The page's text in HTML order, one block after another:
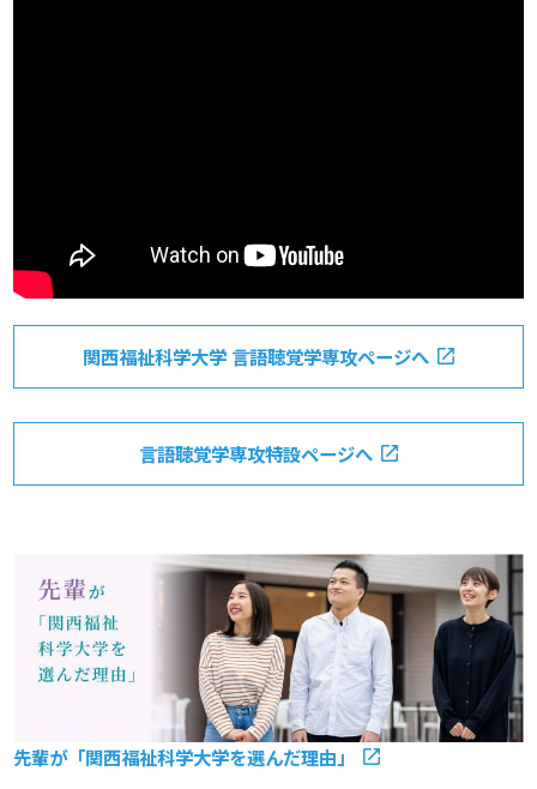
関西福祉科学大学 言語聴覚学専攻ページへ
言語聴覚学専攻特設ページへ
先輩が「関西福祉科学大学を選んだ理由」